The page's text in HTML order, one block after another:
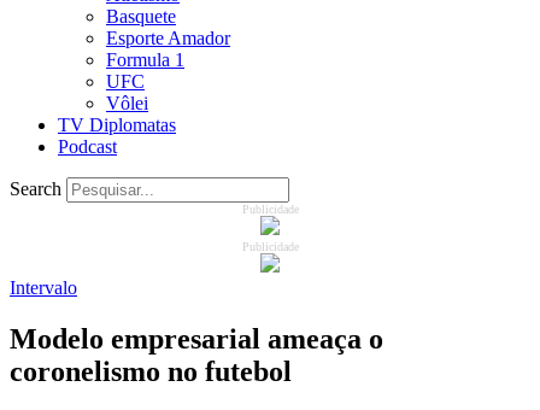
Basquete
Esporte Amador
Formula 1
UFC
Vôlei
TV Diplomatas
Podcast
Search
Publicidade
Publicidade
Intervalo
Modelo empresarial ameaça o
coronelismo no futebol